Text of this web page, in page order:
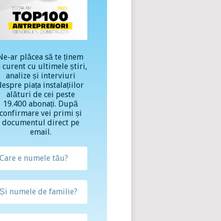
ar plăcea să te ținem
curent cu ultimele știri,
analize și interviuri
piața instalațiilor
alături de cei peste
19.400 abonați. După
vei primi și
documentul direct pe
email.